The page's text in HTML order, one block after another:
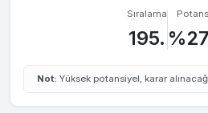
Sıralama
195.
Not: Yüksek potansiyel, karar